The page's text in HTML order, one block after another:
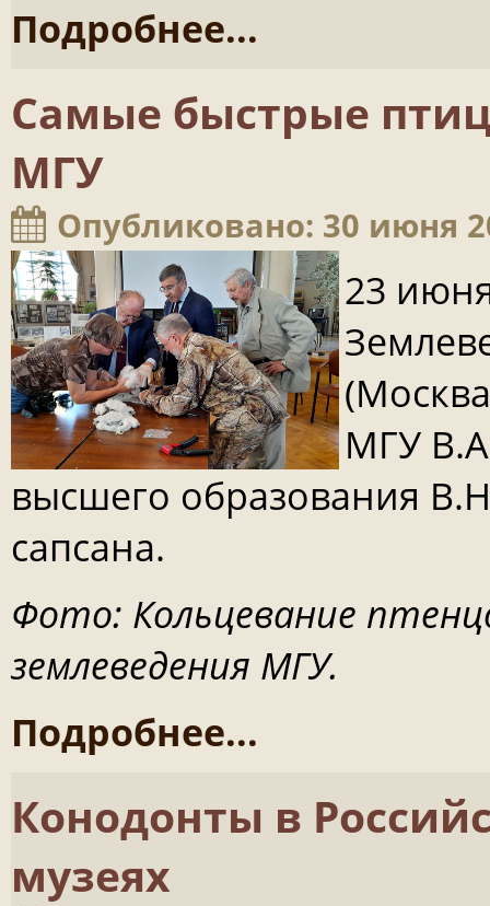
Подробнее...
Самые быстрые
МГУ
Опубликовано: 30 июня
23
МГУ
высшего образования
сапсана.
Фото: Кольцевание
землеведения МГУ.
Подробнее...
Конодонты в
музеях